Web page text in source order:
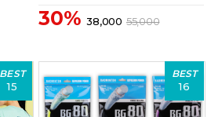
30% 38,000 55,000
BEST
15
BEST
16